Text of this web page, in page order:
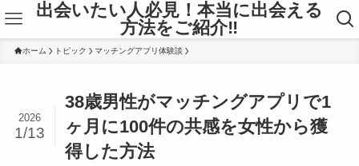
出会いたい人必見！本当に出会える
方法をご紹介‼
ホーム トピック マッチングアプリ体験談
38歳男性がマッチングアプリで1
ヶ月に100件の共感を女性から獲
得した方法
2026
1/13